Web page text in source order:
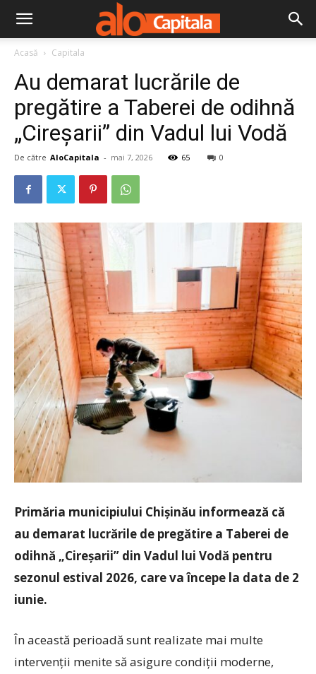
Acasă Capitala
Au demarat lucrările de
pregătire a Taberei de odihnă
„Cireșarii” din Vadul lui Vodă
De către AloCapitala - mai 7, 2026 65 0
Primăria municipiului Chișinău informează că
au demarat lucrările de pregătire a Taberei de
odihnă „Cireșarii” din Vadul lui Vodă pentru
sezonul estival 2026, care va începe la data de 2
iunie.
În această perioadă sunt realizate mai multe
intervenții menite să asigure condiții moderne,